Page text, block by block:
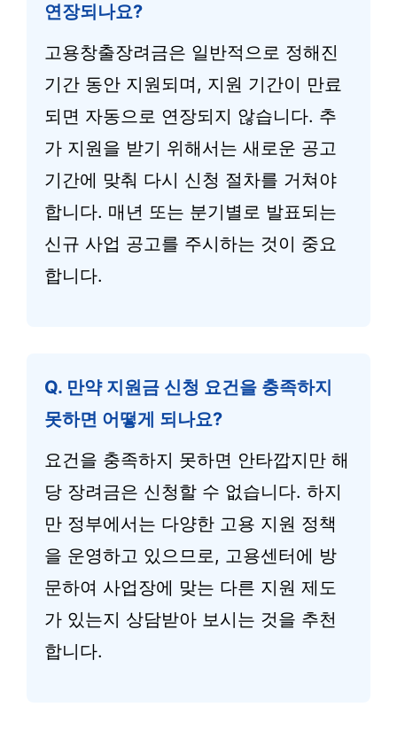
연장되나요?
고용창출장려금은 일반적으로 정해진
기간 동안 지원되며, 지원 기간이 만료
되면 자동으로 연장되지 않습니다. 추
가 지원을 받기 위해서는 새로운 공고
기간에 맞춰 다시 신청 절차를 거쳐야
합니다. 매년 또는 분기별로 발표되는
신규 사업 공고를 주시하는 것이 중요
합니다.
Q. 만약 지원금 신청 요건을 충족하지
못하면 어떻게 되나요?
요건을 충족하지 못하면 안타깝지만 해
당 장려금은 신청할 수 없습니다. 하지
만 정부에서는 다양한 고용 지원 정책
을 운영하고 있으므로, 고용센터에 방
문하여 사업장에 맞는 다른 지원 제도
가 있는지 상담받아 보시는 것을 추천
합니다.